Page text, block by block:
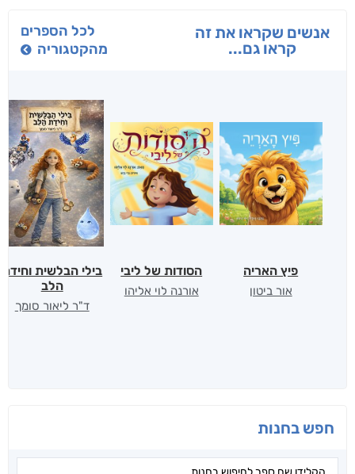
חפש בחנות
אנשים שקראו את זה
קראו גם...
לכל הספרים
מהקטגוריה
פיץ האריה
אור ביטון
הסודות של ליבי
אורנה לוי אליהו
בילי הבלשית וחידת
הלב
ד"ר ליאור סומך